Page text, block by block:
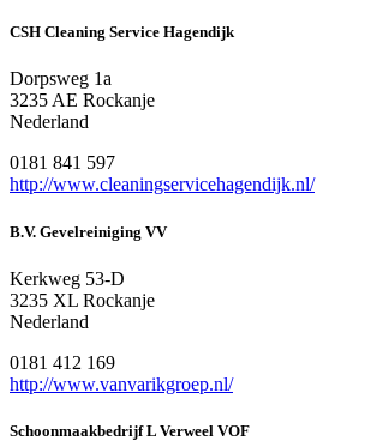
CSH Cleaning Service Hagendijk
Dorpsweg 1a
3235 AE Rockanje
Nederland
0181 841 597
http://www.cleaningservicehagendijk.nl/
B.V. Gevelreiniging VV
Kerkweg 53-D
3235 XL Rockanje
Nederland
0181 412 169
http://www.vanvarikgroep.nl/
Schoonmaakbedrijf L Verweel VOF